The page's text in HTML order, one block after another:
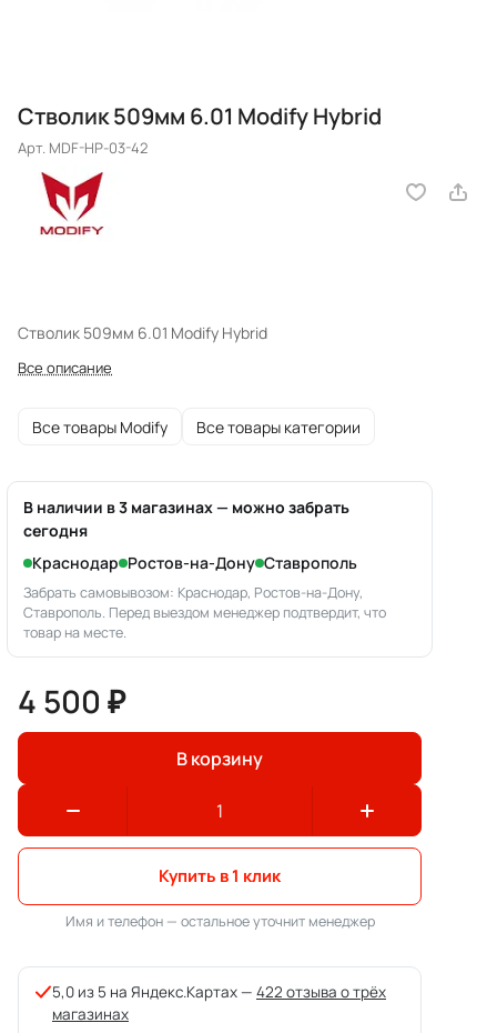
Стволик 509мм 6.01 Modify Hybrid
Арт. MDF-HP-03-42
Стволик 509мм 6.01 Modify Hybrid
Все описание
Все товары Modify Все товары категории
В наличии в 3 магазинах — можно забрать
сегодня
Краснодар Ростов-на-Дону Ставрополь
Забрать самовывозом: Краснодар, Ростов-на-Дону,
Ставрополь. Перед выездом менеджер подтвердит, что
товар на месте.
4 500 ₽
В корзину
Купить в 1 клик
Имя и телефон — остальное уточнит менеджер
5,0 из 5 на Яндекс.Картах — 422 отзыва о трёх
магазинах